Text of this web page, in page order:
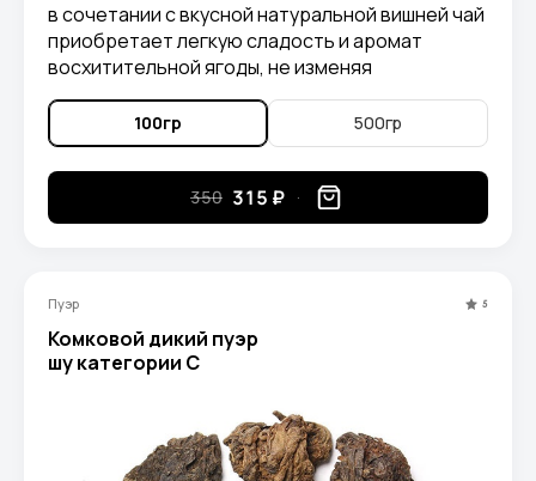
в сочетании с вкусной натуральной вишней чай
приобретает легкую сладость и аромат
восхитительной ягоды, не изменяя
характерный вкус самого пуэра.
100гр 500гр
350 315 ₽
Пуэр 5
Комковой дикий пуэр
шу категории С